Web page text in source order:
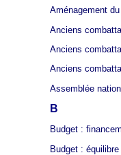
Aménagement
Anciens
Anciens
Anciens
Assemblée
B
Budget :
Budget :